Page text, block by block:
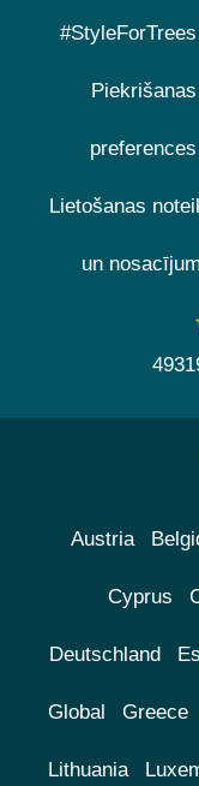
#StyleForTrees
Piekrišanas
preferences
Lietošanas
un
Austria
Cyprus
Deutschland
Global Greece
Lithuania